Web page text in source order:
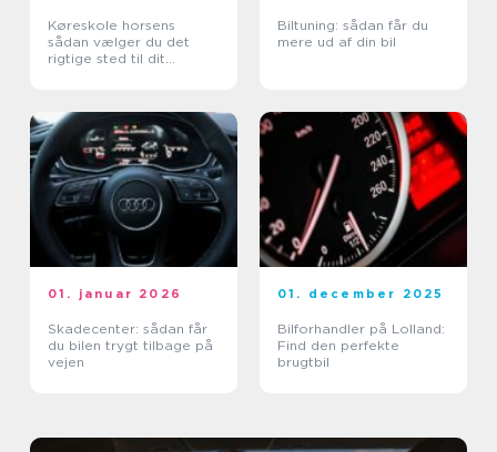
Køreskole horsens
sådan vælger du det
rigtige sted til dit
Biltuning: sådan får du
mere ud af din bil
01. januar 2026
Skadecenter: sådan får
du bilen trygt tilbage på
vejen
01. december 2025
Bilforhandler på Lolland:
Find den perfekte
brugtbil